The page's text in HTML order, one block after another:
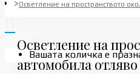
Вашата количка е
Осветление на пространството
Осветление на
автомобила